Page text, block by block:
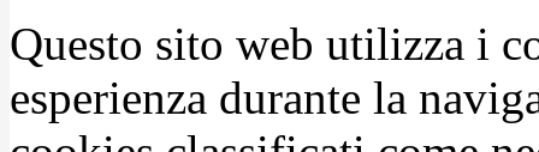
Questo sito web utilizza i
esperienza durante la